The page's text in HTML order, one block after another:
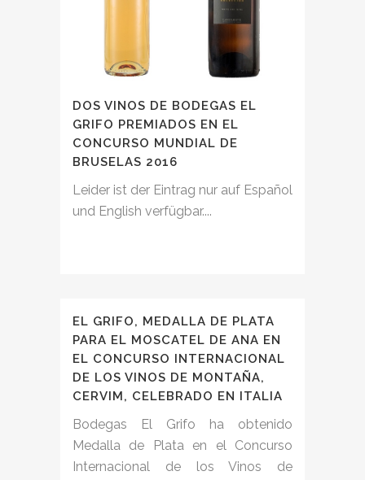
DOS VINOS DE BODEGAS EL
GRIFO PREMIADOS EN EL
CONCURSO MUNDIAL DE
BRUSELAS 2016
Leider ist der Eintrag nur auf Español
und English verfügbar....
EL GRIFO, MEDALLA DE PLATA
PARA EL MOSCATEL DE ANA EN
EL CONCURSO INTERNACIONAL
DE LOS VINOS DE MONTAÑA,
CERVIM, CELEBRADO EN ITALIA
Bodegas El Grifo ha obtenido
Medalla de Plata en el Concurso
Internacional de los Vinos de